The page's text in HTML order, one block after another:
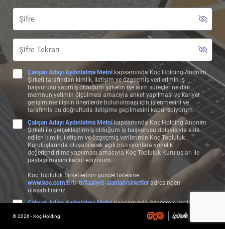
Çalışan Adayı Aydınlatma Metni kapsamında Koç Holding Anonim
Şirketi tarafından kimlik, iletişim ve özgeçmiş verilerimin iş
başvurusu yapmış olduğum şirketin işe alım süreçlerine dair
memnuniyetimin ölçülmesi amacıyla anket yapılması ve kariyer
gelişimime ilişkin önerilerde bulunulması için işlenmesini ve
tarafımla bu doğrultuda iletişime geçilmesini kabul ediyorum.
Çalışan Adayı Aydınlatma Metnikapsamında Koç Holding Anonim
Şirketi ile gerçekleştirmiş olduğum iş başvurusu dolayısıyla elde
edilen kimlik, iletişim ve özgeçmiş verilerimin Koç Topluluk
Kuruluşlarında oluşabilecek açık pozisyonlara yönelik
değerlendirilme yapılması amacıyla Koç Topluluk Kuruluşları ile
paylaşılmasını kabul ediyorum.
Koç Topluluk Şirketlerinin güncel listesine
www.koc.com.tr/tr-tr/faaliyet-alanlari/sirketleradresinden
ulaşabilirsiniz.
Çalışan Adayı Aydınlatma Metnikapsamında özgeçmiş verilerimin,
başvuru bilgilerime uygun olan pozisyonlarda değerlendirilebilmem
ve bu çerçeve özgeçmişime uygun şekilde test, görüşme, form ve
© 2026 - Koç Holding